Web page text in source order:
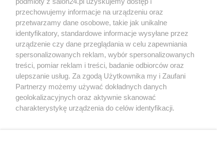
Sport
Społeczeństwo
Kultura
przechowujemy informacje na urządzeniu oraz
przetwarzamy dane osobowe, takie jak unikalne
identyfikatory, standardowe informacje wysyłane przez
urządzenie czy dane przeglądania w celu zapewniania
spersonalizowanych reklam, wybór spersonalizowanych
treści, pomiar reklam i treści, badanie odbiorców oraz
ulepszanie usług. Za zgodą Użytkownika my i Zaufani
Partnerzy możemy używać dokładnych danych
geolokalizacyjnych oraz aktywnie skanować
charakterystykę urządzenia do celów identyfikacji.